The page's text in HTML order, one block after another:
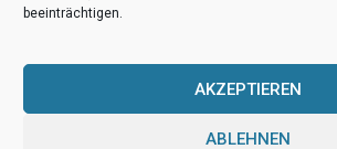
beeinträchtigen.
AKZEPTIEREN
ABLEHNEN